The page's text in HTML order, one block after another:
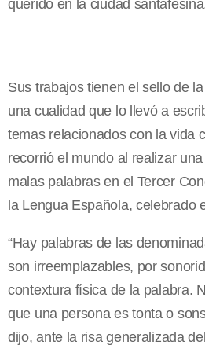
querido en la ciudad
Sus trabajos tienen el sello de
una cualidad que lo llevó a
temas relacionados con la vida
recorrió el mundo al realizar
malas palabras en el Tercer
la Lengua Española, celebrado
“Hay palabras de las
son irreemplazables, por
contextura física de la palabra.
que una persona es tonta o
dijo, ante la risa generalizada